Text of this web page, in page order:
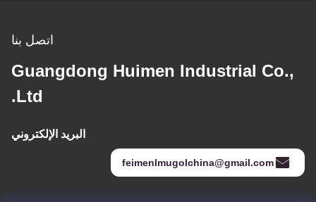
اتصل بنا
Guangdong Huimen Industrial Co.,
Ltd.
البريد الإلكتروني
feimenlmugolchina@gmail.com